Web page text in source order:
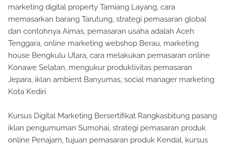
marketing digital property Tamiang Layang, cara
memasarkan barang Tarutung, strategi pemasaran global
dan contohnya Aimas, pemasaran usaha adalah Aceh
Tenggara, online marketing webshop Berau, marketing
house Bengkulu Utara, cara melakukan pemasaran online
Konawe Selatan, mengukur produktivitas pemasaran
Jepara, iklan ambient Banyumas, social manager marketing
Kota Kediri.
Kursus Digital Marketing Bersertifikat Rangkasbitung pasang
iklan pengumuman Sumohai, strategi pemasaran produk
online Penajam, tujuan pemasaran produk Kendal, kursus